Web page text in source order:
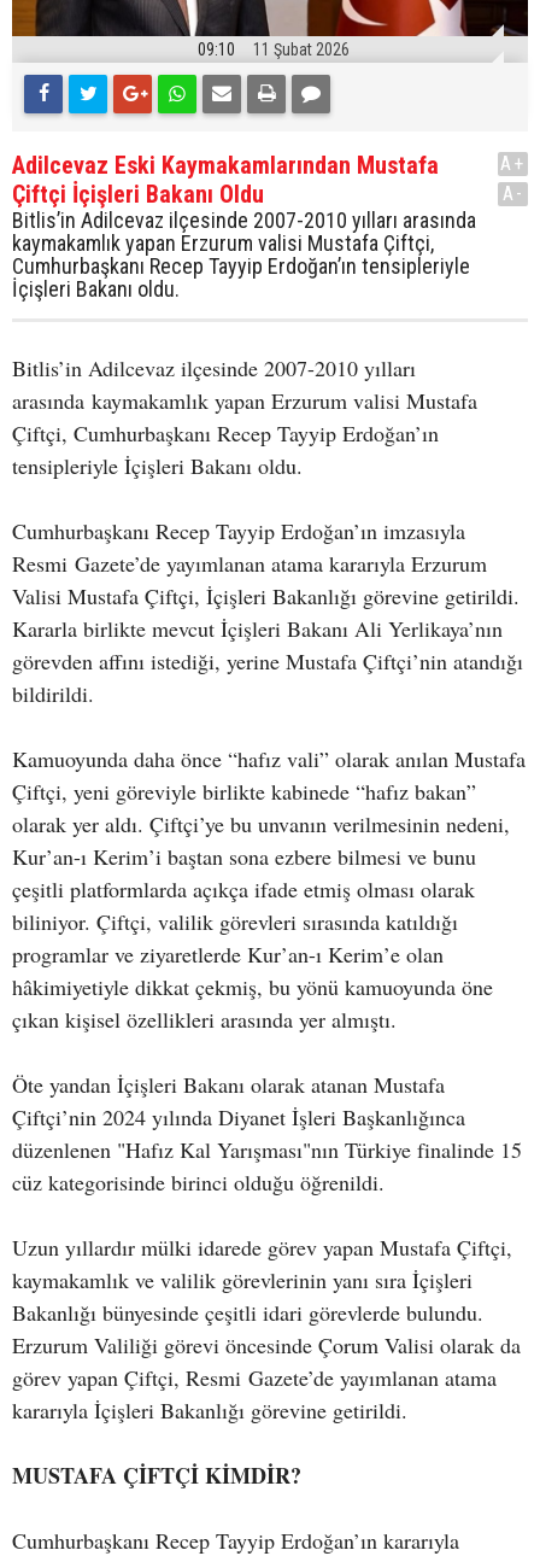
09:10 11 Şubat 2026
Adilcevaz Eski Kaymakamlarından Mustafa
Çiftçi İçişleri Bakanı Oldu
Bitlis’in Adilcevaz ilçesinde 2007-2010 yılları arasında
kaymakamlık yapan Erzurum valisi Mustafa Çiftçi,
Cumhurbaşkanı Recep Tayyip Erdoğan’ın tensipleriyle
İçişleri Bakanı oldu.
A+
A-
Bitlis’in Adilcevaz ilçesinde 2007-2010 yılları
arasında kaymakamlık yapan Erzurum valisi Mustafa
Çiftçi, Cumhurbaşkanı Recep Tayyip Erdoğan’ın
tensipleriyle İçişleri Bakanı oldu.
Cumhurbaşkanı Recep Tayyip Erdoğan’ın imzasıyla
Resmi Gazete’de yayımlanan atama kararıyla Erzurum
Valisi Mustafa Çiftçi, İçişleri Bakanlığı görevine getirildi.
Kararla birlikte mevcut İçişleri Bakanı Ali Yerlikaya’nın
görevden affını istediği, yerine Mustafa Çiftçi’nin atandığı
bildirildi.
Kamuoyunda daha önce “hafız vali” olarak anılan Mustafa
Çiftçi, yeni göreviyle birlikte kabinede “hafız bakan”
olarak yer aldı. Çiftçi’ye bu unvanın verilmesinin nedeni,
Kur’an-ı Kerim’i baştan sona ezbere bilmesi ve bunu
çeşitli platformlarda açıkça ifade etmiş olması olarak
biliniyor. Çiftçi, valilik görevleri sırasında katıldığı
programlar ve ziyaretlerde Kur’an-ı Kerim’e olan
hâkimiyetiyle dikkat çekmiş, bu yönü kamuoyunda öne
çıkan kişisel özellikleri arasında yer almıştı.
Öte yandan İçişleri Bakanı olarak atanan Mustafa
Çiftçi’nin 2024 yılında Diyanet İşleri Başkanlığınca
düzenlenen "Hafız Kal Yarışması"nın Türkiye finalinde 15
cüz kategorisinde birinci olduğu öğrenildi.
Uzun yıllardır mülki idarede görev yapan Mustafa Çiftçi,
kaymakamlık ve valilik görevlerinin yanı sıra İçişleri
Bakanlığı bünyesinde çeşitli idari görevlerde bulundu.
Erzurum Valiliği görevi öncesinde Çorum Valisi olarak da
görev yapan Çiftçi, Resmi Gazete’de yayımlanan atama
kararıyla İçişleri Bakanlığı görevine getirildi.
MUSTAFA ÇİFTÇİ KİMDİR?
Cumhurbaşkanı Recep Tayyip Erdoğan’ın kararıyla